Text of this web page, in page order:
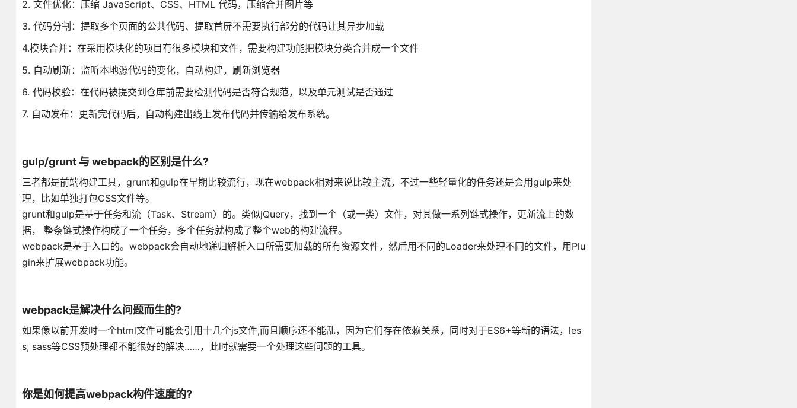
2. 文件优化：压缩 JavaScript、CSS、HTML 代码，压缩合并图片等
3. 代码分割：提取多个页面的公共代码、提取首屏不需要执行部分的代码让其异步加载
4.模块合并：在采用模块化的项目有很多模块和文件，需要构建功能把模块分类合并成一个文件
5. 自动刷新：监听本地源代码的变化，自动构建，刷新浏览器
6. 代码校验：在代码被提交到仓库前需要检测代码是否符合规范，以及单元测试是否通过
7. 自动发布：更新完代码后，自动构建出线上发布代码并传输给发布系统。
gulp/grunt 与 webpack的区别是什么?
三者都是前端构建工具，grunt和gulp在早期比较流行，现在webpack相对来说比较主流，不过一些轻量化的任务还是会用gulp来处
理，比如单独打包CSS文件等。
grunt和gulp是基于任务和流（Task、Stream）的。类似jQuery，找到一个（或一类）文件，对其做一系列链式操作，更新流上的数
据， 整条链式操作构成了一个任务，多个任务就构成了整个web的构建流程。
webpack是基于入口的。webpack会自动地递归解析入口所需要加载的所有资源文件，然后用不同的Loader来处理不同的文件，用Plu
gin来扩展webpack功能。
webpack是解决什么问题而生的?
如果像以前开发时一个html文件可能会引用十几个js文件,而且顺序还不能乱，因为它们存在依赖关系，同时对于ES6+等新的语法，les
s, sass等CSS预处理都不能很好的解决……，此时就需要一个处理这些问题的工具。
你是如何提高webpack构件速度的?